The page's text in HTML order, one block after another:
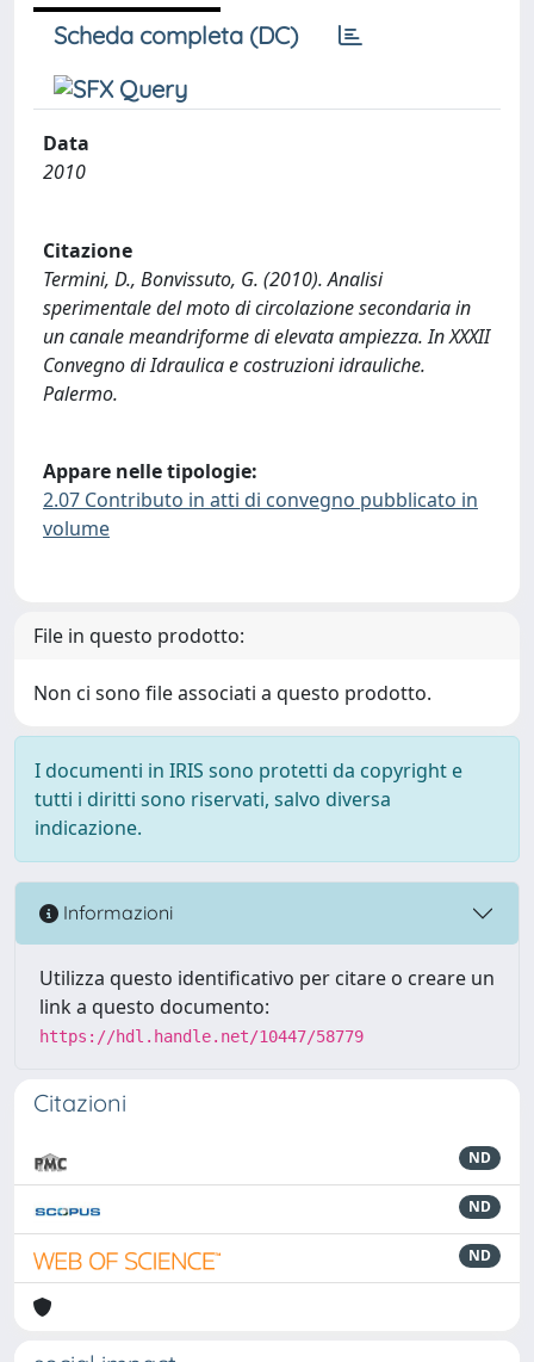
Scheda completa (DC)
Data
2010
Citazione
Termini, D., Bonvissuto, G. (2010). Analisi
sperimentale del moto di circolazione secondaria in
un canale meandriforme di elevata ampiezza. In XXXII
Convegno di Idraulica e costruzioni idrauliche.
Palermo.
Appare nelle tipologie:
2.07 Contributo in atti di convegno pubblicato in
volume
File in questo prodotto:
Non ci sono file associati a questo prodotto.
I documenti in IRIS sono protetti da copyright e
tutti i diritti sono riservati, salvo diversa
indicazione.
Informazioni
Utilizza questo identificativo per citare o creare un
link a questo documento:
https://hdl.handle.net/10447/58779
Citazioni
ND
ND
ND